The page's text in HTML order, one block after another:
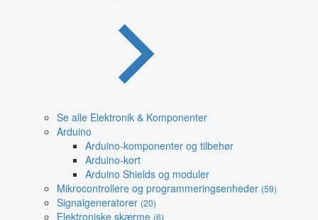
Se alle Elektronik & Komponenter
Arduino
Arduino-komponenter og tilbehør
Arduino-kort
Arduino Shields og moduler
Mikrocontrollere og programmeringsenheder (59)
Signalgeneratorer (20)
Elektroniske skærme (6)